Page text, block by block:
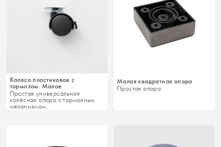
Колесо пластиковое с
тормозом. Малое
Простая универсальная
колёсная опора с тормозным
механизмом.
Малая квадратная опора
Простая опора